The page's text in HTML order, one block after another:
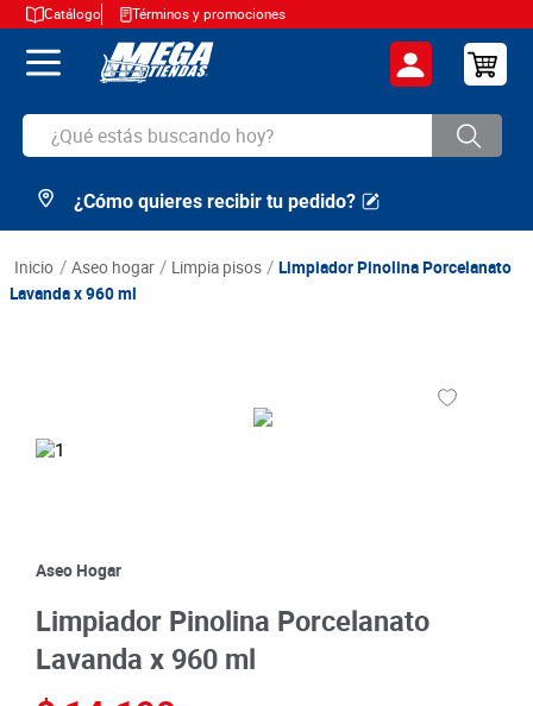
Catálogo Términos y promociones
¿Qué estás buscando hoy?
TÉRMINOS MÁS BUSCADOS
2.
arroz
9.
queso
10. papa
¿Cómo quieres recibir tu pedido?
aseo hogar limpia pisos
Limpiador Pinolina Porcelanato
Lavanda x 960 ml
Aseo Hogar
Limpiador Pinolina Porcelanato
Lavanda x 960 ml